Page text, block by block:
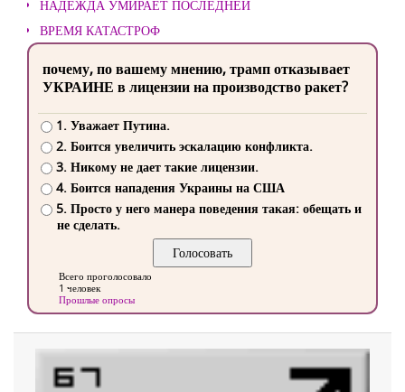
НАДЕЖДА УМИРАЕТ ПОСЛЕДНЕЙ
ВРЕМЯ КАТАСТРОФ
почему, по вашему мнению, трамп отказывает
УКРАИНЕ в лицензии на производство ракет?
1. Уважает Путина.
2. Боится увеличить эскалацию конфликта.
3. Никому не дает такие лицензии.
4. Боится нападения Украины на США
5. Просто у него манера поведения такая: обещать и
не сделать.
Всего проголосовало
1 человек
Прошлые опросы